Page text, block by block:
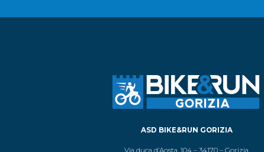
ASD BIKE&RUN GORIZIA
Via duca d’Aosta, 104 – 34170 – Gorizia